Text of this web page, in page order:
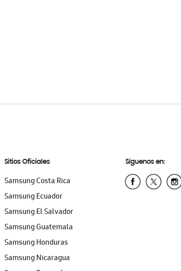
Sitios Oficiales
Samsung Costa Rica
Samsung Ecuador
Samsung El Salvador
Samsung Guatemala
Samsung Honduras
Samsung Nicaragua
Síguenos en: